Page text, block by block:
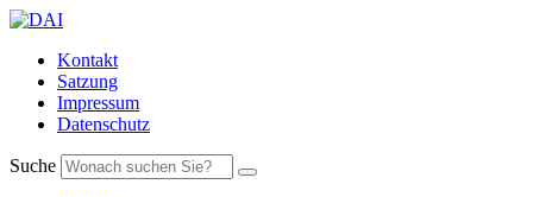
Kontakt
Satzung
Impressum
Datenschutz
Suche